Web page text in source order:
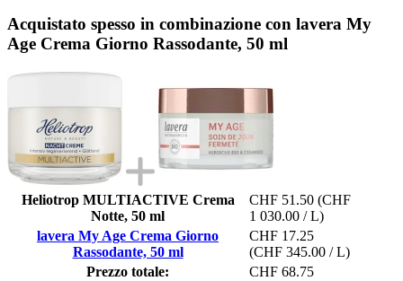
Acquistato spesso in combinazione con lavera My
Age Crema Giorno Rassodante, 50 ml
Heliotrop MULTIACTIVE Crema
Notte, 50 ml
CHF 51.50 (CHF
1 030.00 / L)
lavera My Age Crema Giorno
Rassodante, 50 ml
CHF 17.25
(CHF 345.00 / L)
Prezzo totale:
CHF 68.75